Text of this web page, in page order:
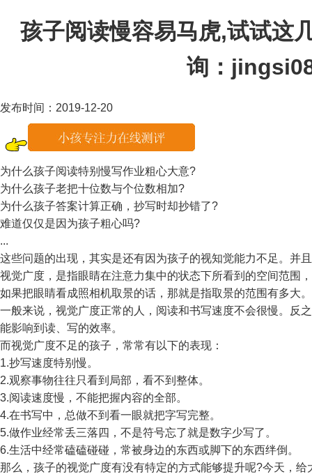
孩子阅读慢容易马虎,试试这
询：
发布时间：2019-12-20
为什么孩子阅读特别慢写作业粗心大意?
为什么孩子老把十位数与个位数相加?
为什么孩子答案计算正确，抄写时却抄错了?
难道仅仅是因为孩子粗心吗?
...
这些问题的出现，其实是还有因为孩子的视知觉能力不足。并
视觉广度，是指眼睛在注意力集中的状态下所看到的空间范围
如果把眼睛看成照相机取景的话，那就是指取景的范围有多大。
一般来说，视觉广度正常的人，阅读和书写速度不会很慢。反
能影响到读、写的效率。
而视觉广度不足的孩子，常常有以下的表现：
1.抄写速度特别慢。
2.观察事物往往只看到局部，看不到整体。
3.阅读速度慢，不能把握内容的全部。
4.在书写中，总做不到看一眼就把字写完整。
5.做作业经常丢三落四，不是符号忘了就是数字少写了。
6.生活中经常磕磕碰碰，常被身边的东西或脚下的东西绊倒。
那么，孩子的视觉广度有没有特定的方式能够提升呢?今天，